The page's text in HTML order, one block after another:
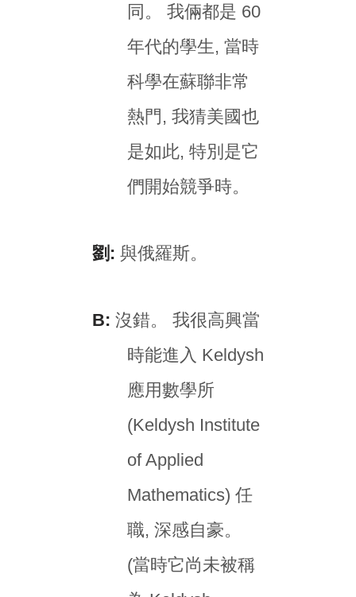
同。 我倆都是 60
年代的學生, 當時
科學在蘇聯非常
熱門, 我猜美國也
是如此, 特別是它
們開始競爭時。
劉: 與俄羅斯。
B: 沒錯。 我很高興當
時能進入 Keldysh
應用數學所
(Keldysh Institute
of Applied
Mathematics) 任
職, 深感自豪。
(當時它尚未被稱